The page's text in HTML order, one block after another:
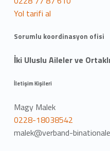
Yol tarifi al
Sorumlu koordinasyon ofisi
İki Uluslu Aileler ve
İletişim Kişileri
Magy Malek
0228-18038542
malek@verband-